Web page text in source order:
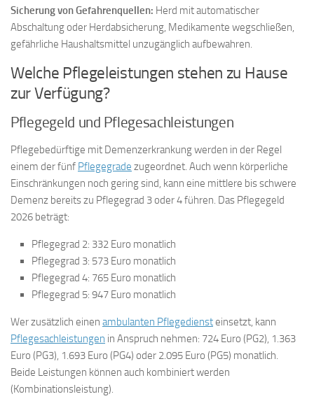
Sicherung von Gefahrenquellen: Herd mit automatischer
Abschaltung oder Herdabsicherung, Medikamente wegschließen,
gefährliche Haushaltsmittel unzugänglich aufbewahren.
Welche Pflegeleistungen stehen zu Hause
zur Verfügung?
Pflegegeld und Pflegesachleistungen
Pflegebedürftige mit Demenzerkrankung werden in der Regel
einem der fünf Pflegegrade zugeordnet. Auch wenn körperliche
Einschränkungen noch gering sind, kann eine mittlere bis schwere
Demenz bereits zu Pflegegrad 3 oder 4 führen. Das Pflegegeld
2026 beträgt:
Pflegegrad 2: 332 Euro monatlich
Pflegegrad 3: 573 Euro monatlich
Pflegegrad 4: 765 Euro monatlich
Pflegegrad 5: 947 Euro monatlich
Wer zusätzlich einen ambulanten Pflegediensteinsetzt, kann
Pflegesachleistungen in Anspruch nehmen: 724 Euro (PG2), 1.363
Euro (PG3), 1.693 Euro (PG4) oder 2.095 Euro (PG5) monatlich.
Beide Leistungen können auch kombiniert werden
(Kombinationsleistung).